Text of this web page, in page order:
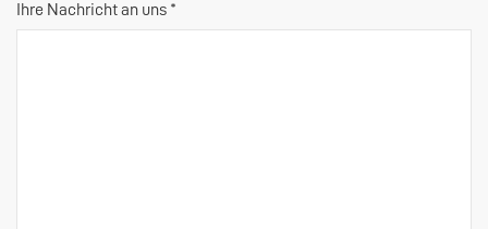
Ihre Nachricht an uns *